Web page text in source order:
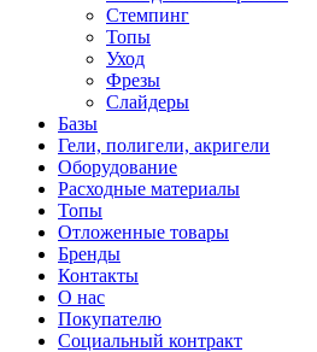
Стемпинг
Топы
Уход
Фрезы
Слайдеры
Базы
Гели, полигели, акригели
Оборудование
Расходные материалы
Топы
Отложенные товары
Бренды
Контакты
О нас
Покупателю
Социальный контракт